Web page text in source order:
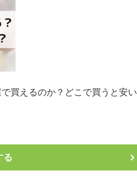
買えるのか？どこで買うと安い
る